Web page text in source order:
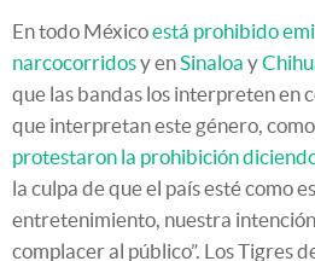
En todo Méxicoestá prohibido
narcocorridosy en Sinaloa y
que las bandas los interpreten en
que interpretan este género, como
protestaron la prohibición
la culpa de que el país esté como
entretenimiento, nuestra
complacer al público”. Los Tigres